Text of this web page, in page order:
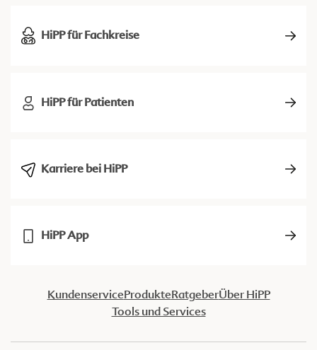
HiPP für Fachkreise
HiPP für Patienten
Karriere bei HiPP
HiPP App
KundenserviceProdukteRatgeberÜber HiPP
Tools und Services